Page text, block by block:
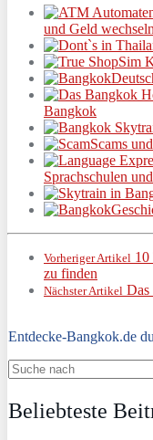
und Geld
Sim
Bangkok
Scams
Sprachschulen
Vorheriger Artikel 10
zu finden
Nächster Artikel Das
Entdecke-Bangkok.de
Beliebteste